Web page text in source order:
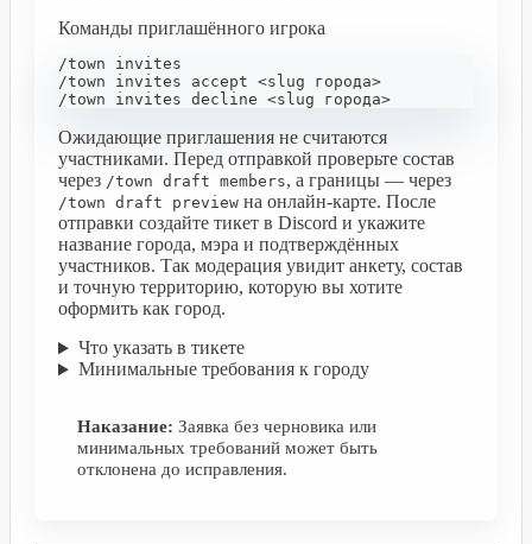
Команды приглашённого игрока
/town invites
/town invites accept <slug города>
/town invites decline <slug города>
Ожидающие приглашения не считаются
участниками. Перед отправкой проверьте состав
через /town draft members, а границы — через
/town draft preview на онлайн-карте. После
отправки создайте тикет в Discord и укажите
название города, мэра и подтверждённых
участников. Так модерация увидит анкету, состав
и точную территорию, которую вы хотите
оформить как город.
Что указать в тикете
Минимальные требования к городу
Наказание: Заявка без черновика или
минимальных требований может быть
отклонена до исправления.